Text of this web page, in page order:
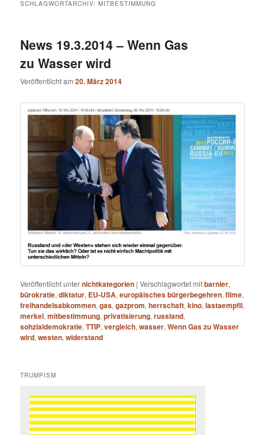
SCHLAGWORTARCHIV:MITBESTIMMUNG
News 19.3.2014 – Wenn Gas
zu Wasser wird
Veröffentlicht am20. März 2014
Veröffentlicht unternichtkategorien |Verschlagwortet mitbarnier,
bürokratie,diktatur, EU-USA,europäisches bürgerbegehren,filme,
freihandelsabkommen,gas,gazprom,herrschaft,kino,lastaempfli,
merkel,mitbestimmung,privatisierung,russland,
sohzialdemokratie,TTIP,vergleich,wasser,Wenn Gas zu Wasser
wird,westen,widerstand
TRUMPISM